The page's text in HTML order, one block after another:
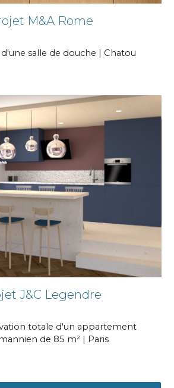
M&A Rome
salle de douche | Chatou
J&C Legendre
totale d'un appartement
de 85 m² | Paris